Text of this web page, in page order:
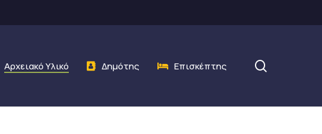
Αρχειακό Υλικό Δημότης Επισκέπτης